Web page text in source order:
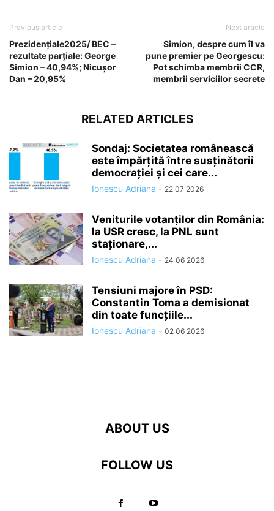
Previous article
Prezidențiale2025/ BEC –
rezultate parțiale: George
Simion – 40,94%; Nicușor
Dan – 20,95%
Next article
Simion, despre cum îl va
pune premier pe Georgescu:
Pot schimba membrii CCR,
membrii serviciilor secrete
RELATED ARTICLES
Sondaj: Societatea românească
este împărțită între susținătorii
democrației și cei care...
Ionescu Adriana - 22 07 2026
Veniturile votanților din România:
la USR cresc, la PNL sunt
staționare,...
Ionescu Adriana - 24 06 2026
Tensiuni majore în PSD:
Constantin Toma a demisionat
din toate funcțiile...
Ionescu Adriana - 02 06 2026
ABOUT US
FOLLOW US